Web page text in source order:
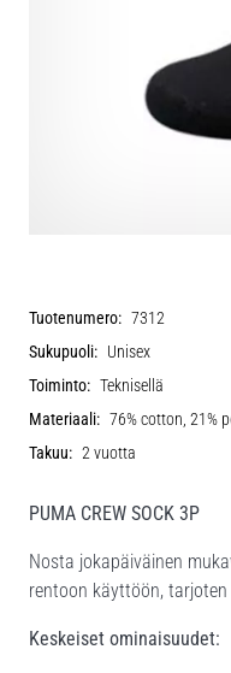
Tuotenumero: 7312
Sukupuoli: Unisex
Toiminto: Teknisellä
Materiaali: 76% cotton, 21%
Takuu: 2 vuotta
PUMA CREW SOCK 3P
Nosta jokapäiväinen
rentoon käyttöön,
Keskeiset ominaisuudet: